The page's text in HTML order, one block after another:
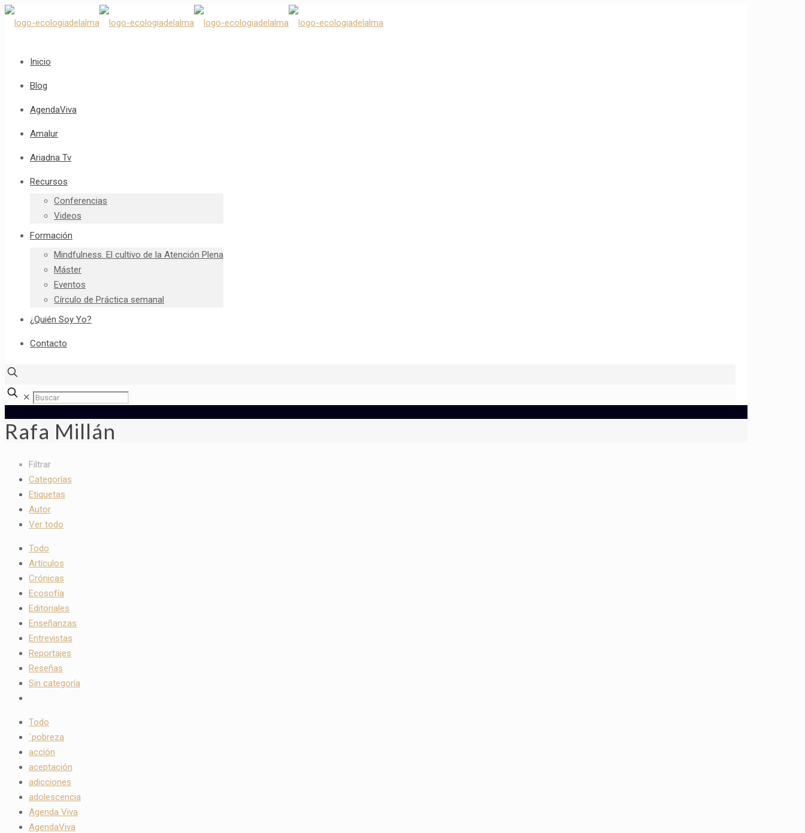
Inicio
Blog
AgendaViva
Amalur
Ariadna Tv
Recursos
Conferencias
Videos
Formación
Mindfulness. El cultivo de la Atención Plena
Máster
Eventos
Círculo de Práctica semanal
¿Quién Soy Yo?
Contacto
✕
Rafa Millán
Filtrar
Categorías
Etiquetas
Autor
Ver todo
Todo
Artículos
Crónicas
Ecosofía
Editoriales
Enseñanzas
Entrevistas
Reportajes
Reseñas
Sin categoría
Todo
`pobreza
acción
aceptación
adicciones
adolescencia
Agenda Viva
AgendaViva